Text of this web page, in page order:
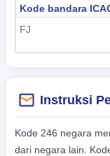
Kode bandara
FJ
Instruksi
Kode 246 negara
dari negara lain.